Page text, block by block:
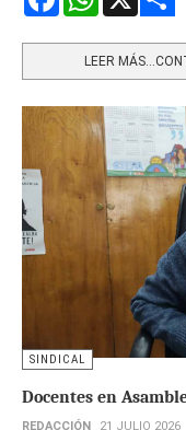
LEER
SINDICAL
Docentes en
REDACCIÓN 21 JULIO 2026